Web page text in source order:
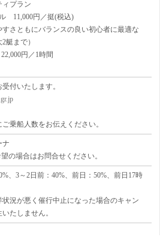
ィプラン
11,000円／挺(税込)
すさともにバランスの良い初心者に最適な
艇まで）
円／1時間
付いたします。
ご乗船人数をお伝えください。
ナ
の場合はお問合せください。
、3～2日前：40%、前日：50%、前日17時
況が悪く催行中止になった場合のキャン
たしません。